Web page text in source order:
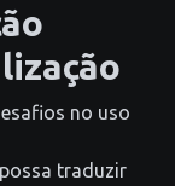
no uso
traduzir